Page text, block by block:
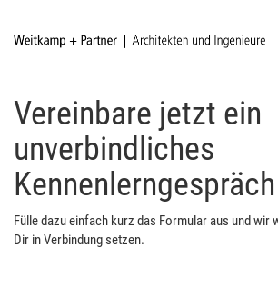
Vereinbare jetzt ein
unverbindliches
Fülle dazu einfach kurz das Formular aus und wir
Dir in Verbindung setzen.